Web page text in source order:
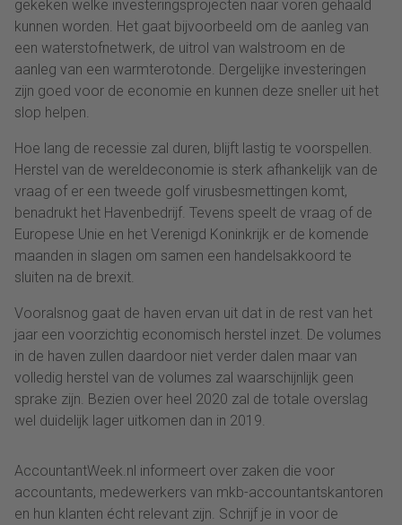
gekeken welke investeringsprojecten naar voren gehaald
kunnen worden. Het gaat bijvoorbeeld om de aanleg van
een waterstofnetwerk, de uitrol van walstroom en de
aanleg van een warmterotonde. Dergelijke investeringen
zijn goed voor de economie en kunnen deze sneller uit het
slop helpen.
Hoe lang de recessie zal duren, blijft lastig te voorspellen.
Herstel van de wereldeconomie is sterk afhankelijk van de
vraag of er een tweede golf virusbesmettingen komt,
benadrukt het Havenbedrijf. Tevens speelt de vraag of de
Europese Unie en het Verenigd Koninkrijk er de komende
maanden in slagen om samen een handelsakkoord te
sluiten na de brexit.
Vooralsnog gaat de haven ervan uit dat in de rest van het
jaar een voorzichtig economisch herstel inzet. De volumes
in de haven zullen daardoor niet verder dalen maar van
volledig herstel van de volumes zal waarschijnlijk geen
sprake zijn. Bezien over heel 2020 zal de totale overslag
wel duidelijk lager uitkomen dan in 2019.
AccountantWeek.nl informeert over zaken die voor
accountants, medewerkers van mkb-accountantskantoren
en hun klanten écht relevant zijn. Schrijf je in voor de